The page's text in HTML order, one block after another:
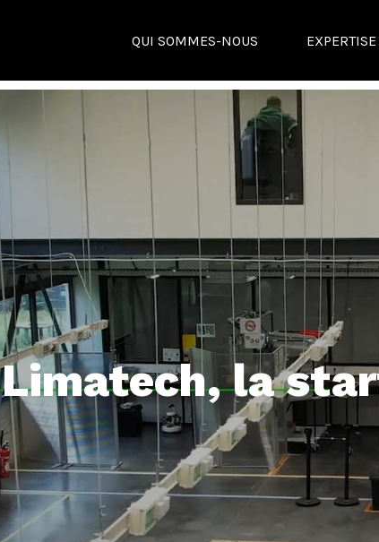
QUI SOMMES-NOUS EXPERTISE
Limatech, la